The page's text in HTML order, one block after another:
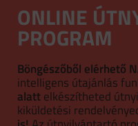
ONLINE
PROGRAM
Böngészőből elérhető
intelligens útajánlás
alattelkészítheted
kiküldetési